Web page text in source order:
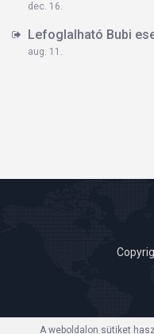
dec. 16.
Lefoglalható Bubi
aug. 11.
A weboldalon sütiket